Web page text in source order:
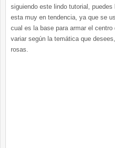
siguiendo este lindo tutorial,
esta muy en tendencia, ya que se
cual es la base para armar el
variar según la temática que
rosas.